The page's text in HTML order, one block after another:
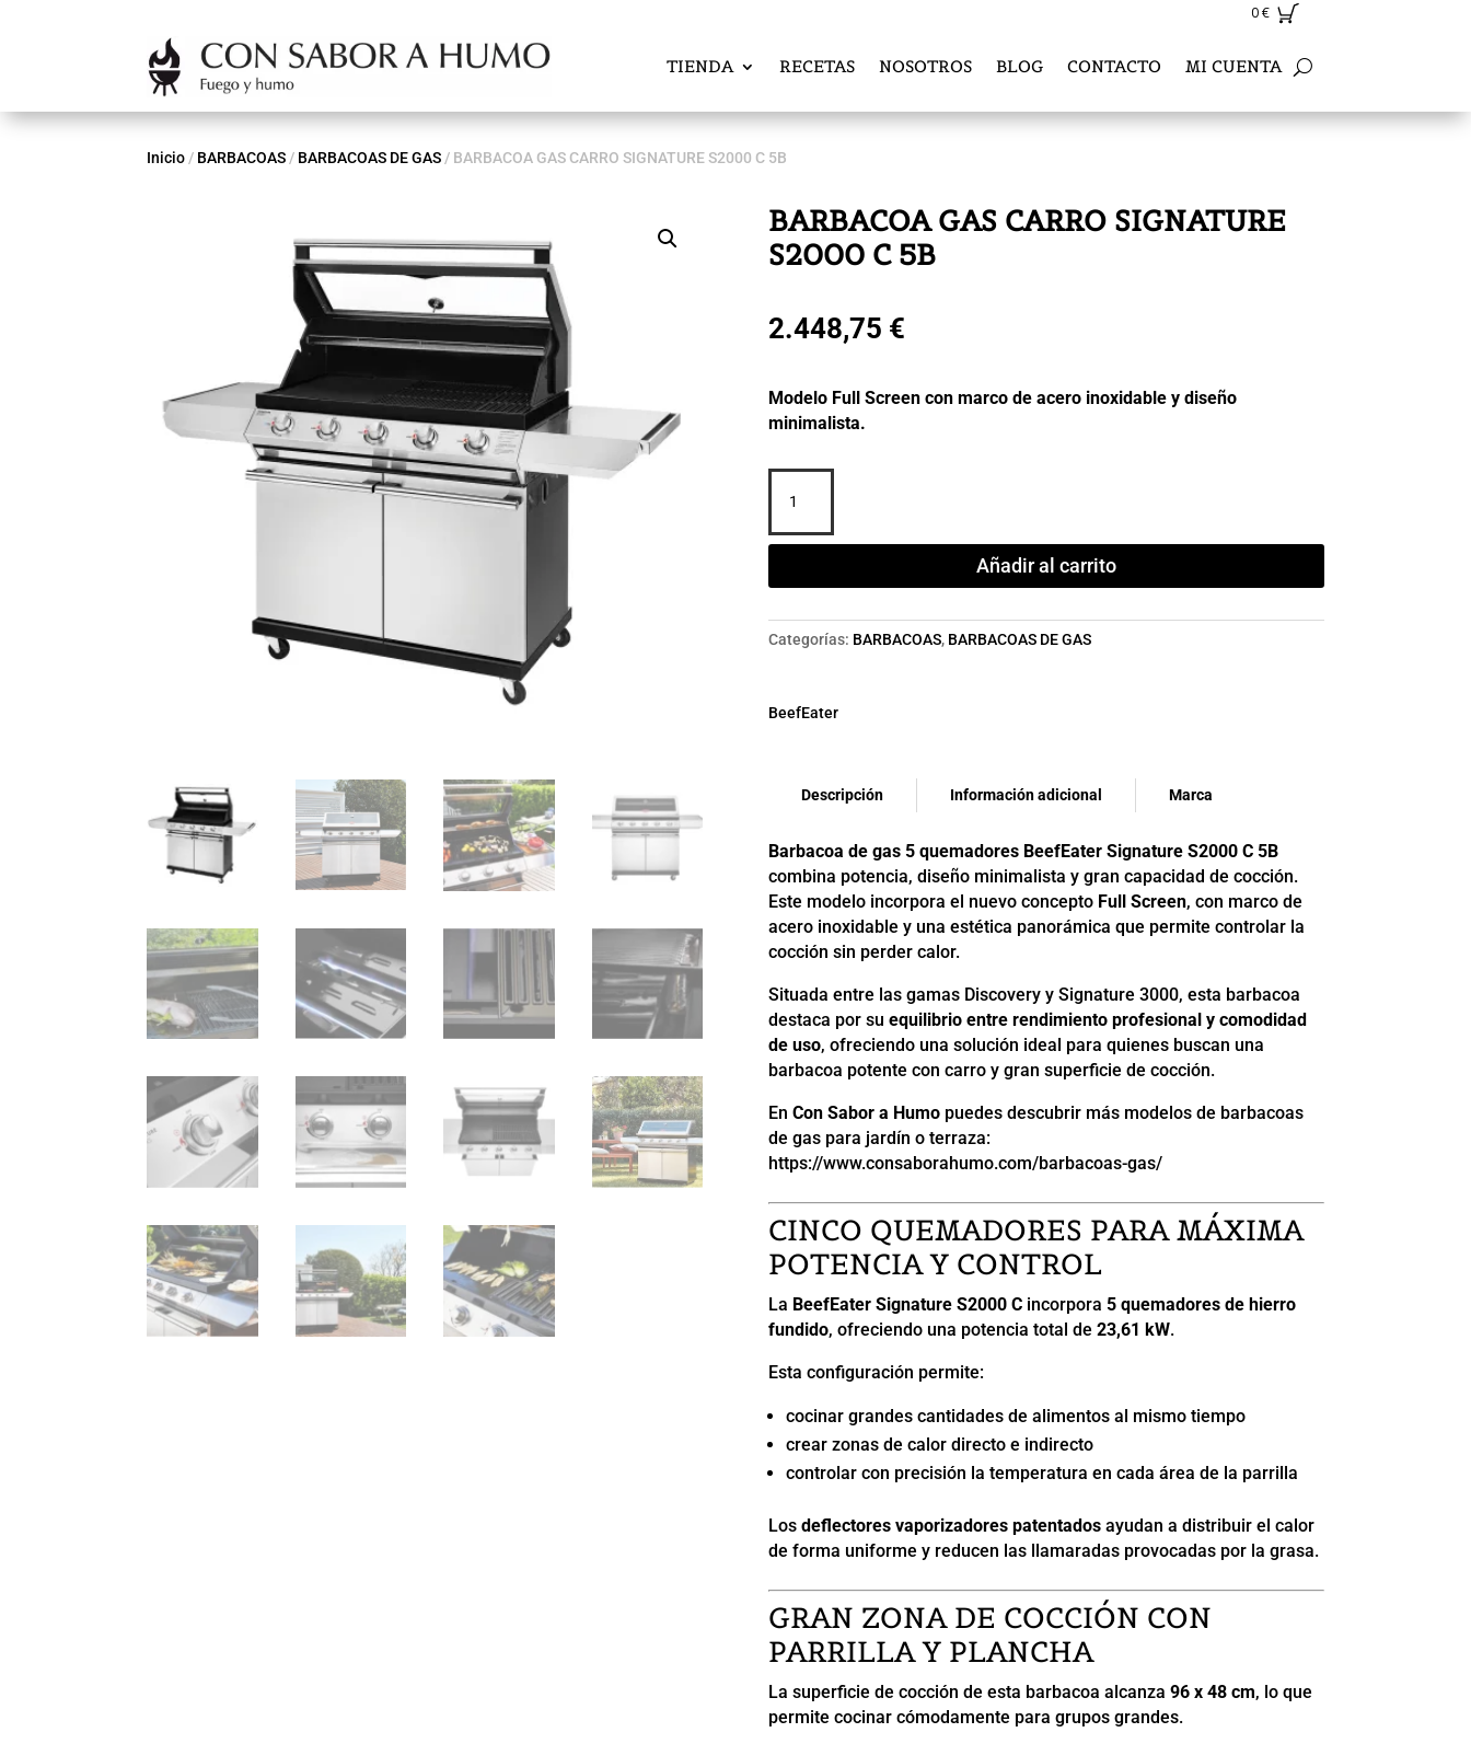
0€
TIENDA RECETAS NOSOTROS BLOG CONTACTO MI CUENTA
Inicio / BARBACOAS / BARBACOAS DE GAS / BARBACOA GAS CARRO SIGNATURE S2000 C 5B
BARBACOA GAS CARRO SIGNATURE
S2000 C 5B
2.448,75 €
Modelo Full Screen con marco de acero inoxidable y diseño
minimalista.
GAS
CARRO
5B
Añadir al carrito
Categorías: BARBACOAS, BARBACOAS DE GAS
BeefEater
Descripción Información adicional Marca
Barbacoa de gas 5 quemadores BeefEater Signature S2000 C 5B
combina potencia, diseño minimalista y gran capacidad de cocción.
Este modelo incorpora el nuevo concepto Full Screen, con marco de
acero inoxidable y una estética panorámica que permite controlar la
cocción sin perder calor.
Situada entre las gamas Discovery y Signature 3000, esta barbacoa
destaca por su equilibrio entre rendimiento profesional y comodidad
de uso, ofreciendo una solución ideal para quienes buscan una
barbacoa potente con carro y gran superficie de cocción.
En Con Sabor a Humopuedes descubrir más modelos de barbacoas
de gas para jardín o terraza:
https://www.consaborahumo.com/barbacoas-gas/
CINCO QUEMADORES PARA MÁXIMA
POTENCIA Y CONTROL
La BeefEater Signature S2000 Cincorpora 5 quemadores de hierro
fundido, ofreciendo una potencia total de 23,61 kW.
Esta configuración permite:
cocinar grandes cantidades de alimentos al mismo tiempo
crear zonas de calor directo e indirecto
controlar con precisión la temperatura en cada área de la parrilla
Los deflectores vaporizadores patentadosayudan a distribuir el calor
de forma uniforme y reducen las llamaradas provocadas por la grasa.
GRAN ZONA DE COCCIÓN CON
PARRILLA Y PLANCHA
La superficie de cocción de esta barbacoa alcanza 96 x 48 cm, lo que
permite cocinar cómodamente para grupos grandes.